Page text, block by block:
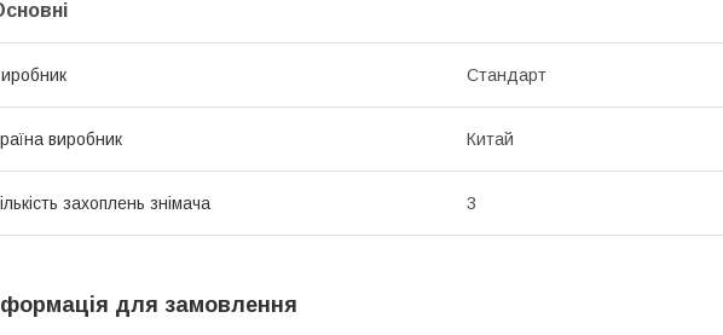
Стандарт
виробник Китай
захоплень знімача 3
для замовлення